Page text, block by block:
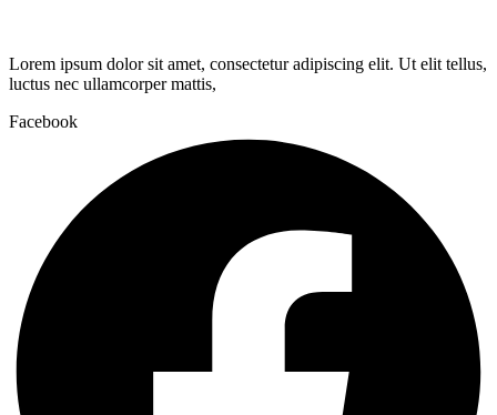
Lorem ipsum dolor sit amet, consectetur adipiscing elit. Ut elit tellus,
luctus nec ullamcorper mattis,
Facebook